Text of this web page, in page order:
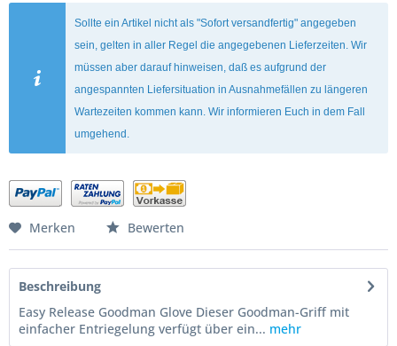
Sollte ein Artikel nicht als "Sofort versandfertig" angegeben
sein, gelten in aller Regel die angegebenen Lieferzeiten. Wir
müssen aber darauf hinweisen, daß es aufgrund der
angespannten Liefersituation in Ausnahmefällen zu längeren
Wartezeiten kommen kann. Wir informieren Euch in dem Fall
umgehend.
Merken Bewerten
Beschreibung
Easy Release Goodman Glove Dieser Goodman-Griff mit
einfacher Entriegelung verfügt über ein... mehr